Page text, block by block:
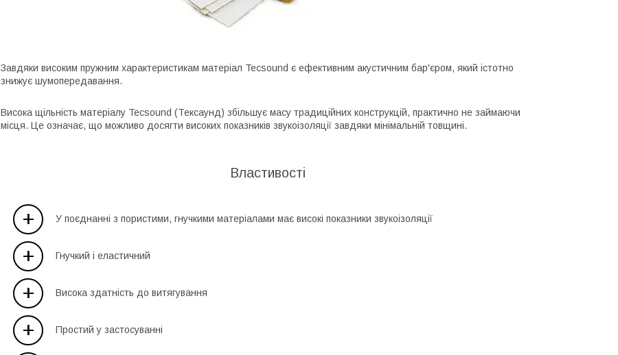
Завдяки високим пружним характеристикам матеріал Tecsound є ефективним акустичним бар'єром, який істотно
знижує шумопередавання.
Висока щільність матеріалу Tecsound (Тексаунд) збільшує масу традиційних конструкцій, практично не займаючи
місця. Це означає, що можливо досягти високих показників звукоізоляції завдяки мінімальній товщині.
Властивості
+ У поєднанні з пористими, гнучкими матеріалами має високі показники звукоізоляції
+ Гнучкий і еластичний
+ Висока здатність до витягування
+ Простий у застосуванні